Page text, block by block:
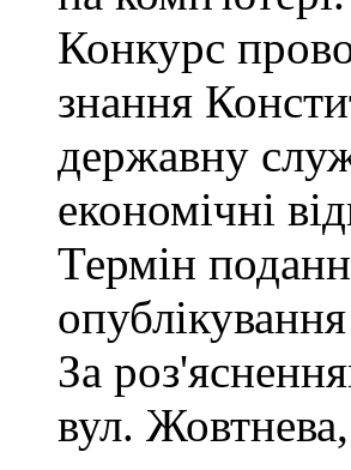
Конкурс
знання
державну
економічні
Термін
За
вул.